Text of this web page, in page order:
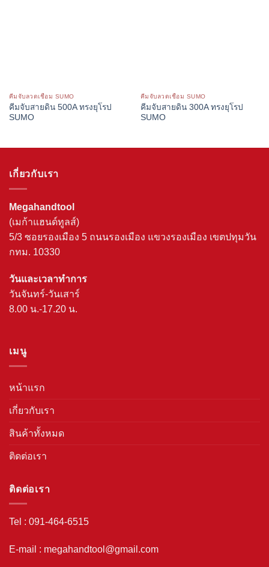
คีมจับลวดเชื่อม SUMO
คีมจับสายดิน 500A ทรงยุโรป
SUMO
คีมจับลวดเชื่อม SUMO
คีมจับสายดิน 300A ทรงยุโรป
SUMO
เกี่ยวกับเรา
Megahandtool
(เมก้าแฮนด์ทูลส์)
5/3 ซอยรองเมือง 5 ถนนรองเมือง แขวงรองเมือง เขตปทุมวัน
กทม. 10330
วันและเวลาทำการ
วันจันทร์-วันเสาร์
8.00 น.-17.20 น.
เมนู
หน้าแรก
เกี่ยวกับเรา
สินค้าทั้งหมด
ติดต่อเรา
ติดต่อเรา
Tel : 091-464-6515
E-mail : megahandtool@gmail.com